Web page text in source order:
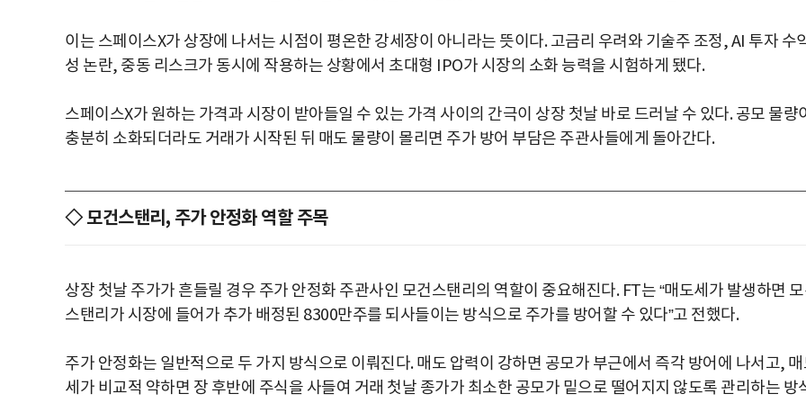
이는 스페이스X가 상장에 나서는 시점이 평온한 강세장이 아니라는 뜻이다. 고금리 우려와 기술주 조정, AI 투자 수
성 논란, 중동 리스크가 동시에 작용하는 상황에서 초대형 IPO가 시장의 소화 능력을 시험하게 됐다.
스페이스X가 원하는 가격과 시장이 받아들일 수 있는 가격 사이의 간극이 상장 첫날 바로 드러날 수 있다. 공모 물량이
충분히 소화되더라도 거래가 시작된 뒤 매도 물량이 몰리면 주가 방어 부담은 주관사들에게 돌아간다.
◇ 모건스탠리, 주가 안정화 역할 주목
상장 첫날 주가가 흔들릴 경우 주가 안정화 주관사인 모건스탠리의 역할이 중요해진다. FT는 “매도세가 발생하면
스탠리가 시장에 들어가 추가 배정된 8300만주를 되사들이는 방식으로 주가를 방어할 수 있다”고 전했다.
주가 안정화는 일반적으로 두 가지 방식으로 이뤄진다. 매도 압력이 강하면 공모가 부근에서 즉각 방어에 나서고,
세가 비교적 약하면 장 후반에 주식을 사들여 거래 첫날 종가가 최소한 공모가 밑으로 떨어지지 않도록 관리하는 방